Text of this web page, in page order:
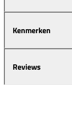
Kenmerken
Reviews